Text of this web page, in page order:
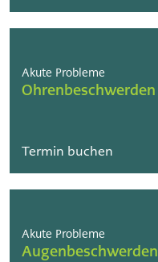
Akute Probleme
Ohrenbeschwerden
Termin buchen
Akute Probleme
Augenbeschwerden